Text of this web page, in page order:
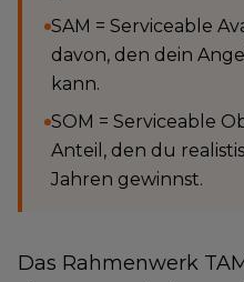
SAM = Serviceable
davon, den dein
kann.
SOM = Serviceable
Anteil, den du
Jahren gewinnst.
Das Rahmenwerk